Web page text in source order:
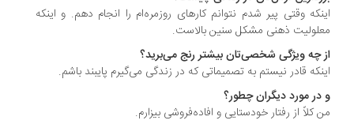
وقتی پیر شدم نتوانم کارهای روزمره‌ام را انجام دهم. و اینکه
ذهنی مشکل سنین بالاست.
چه ویژگی شخصی‌تان بیشتر رنج می‌برید؟
قادر نیستم به تصمیماتی که در زندگی می‌گیرم پایبند باشم.
مورد دیگران چطور؟
کلاً از رفتار خودستایی و افاده‌فروشی بیزارم.